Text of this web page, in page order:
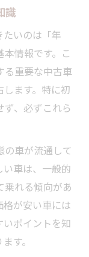
の有無
読み取る方
実践チェッ
ポイント
ポートとは
方のポイン
容の見極め
識
いのは「年
情報です。こ
る重要な中古車
ます。特に初
、必ずこれら
の車が流通して
車は、一般的
乗れる傾向があ
格が安い車には
ポイントを知
す。